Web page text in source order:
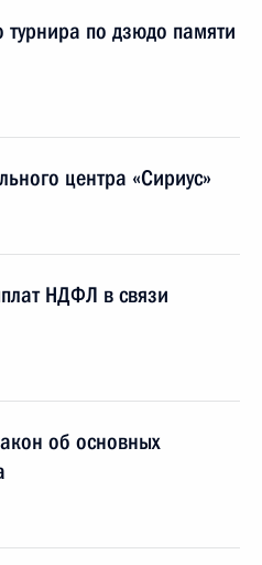
по дзюдо памяти
центра «Сириус»
НДФЛ в связи
об основных